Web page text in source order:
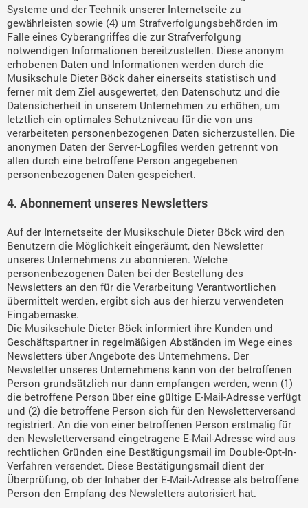
Systeme und der Technik unserer Internetseite zu
gewährleisten sowie (4) um Strafverfolgungsbehörden im
Falle eines Cyberangriffes die zur Strafverfolgung
notwendigen Informationen bereitzustellen. Diese anonym
erhobenen Daten und Informationen werden durch die
Musikschule Dieter Böck daher einerseits statistisch und
ferner mit dem Ziel ausgewertet, den Datenschutz und die
Datensicherheit in unserem Unternehmen zu erhöhen, um
letztlich ein optimales Schutzniveau für die von uns
verarbeiteten personenbezogenen Daten sicherzustellen. Die
anonymen Daten der Server-Logfiles werden getrennt von
allen durch eine betroffene Person angegebenen
personenbezogenen Daten gespeichert.
4. Abonnement unseres Newsletters
Auf der Internetseite der Musikschule Dieter Böck wird den
Benutzern die Möglichkeit eingeräumt, den Newsletter
unseres Unternehmens zu abonnieren. Welche
personenbezogenen Daten bei der Bestellung des
Newsletters an den für die Verarbeitung Verantwortlichen
übermittelt werden, ergibt sich aus der hierzu verwendeten
Eingabemaske.
Die Musikschule Dieter Böck informiert ihre Kunden und
Geschäftspartner in regelmäßigen Abständen im Wege eines
Newsletters über Angebote des Unternehmens. Der
Newsletter unseres Unternehmens kann von der betroffenen
Person grundsätzlich nur dann empfangen werden, wenn (1)
die betroffene Person über eine gültige E-Mail-Adresse verfügt
und (2) die betroffene Person sich für den Newsletterversand
registriert. An die von einer betroffenen Person erstmalig für
den Newsletterversand eingetragene E-Mail-Adresse wird aus
rechtlichen Gründen eine Bestätigungsmail im Double-Opt-In-
Verfahren versendet. Diese Bestätigungsmail dient der
Überprüfung, ob der Inhaber der E-Mail-Adresse als betroffene
Person den Empfang des Newsletters autorisiert hat.